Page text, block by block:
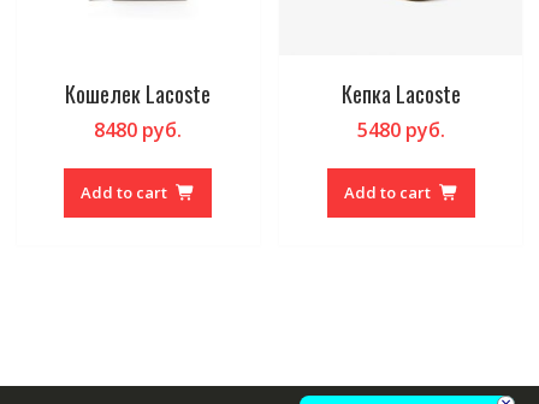
Кошелек Lacoste
8480 руб.
Add to cart
Кепка Lacoste
5480руб.
Add to cart